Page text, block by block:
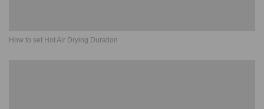
How to set Hot Air Drying Duration